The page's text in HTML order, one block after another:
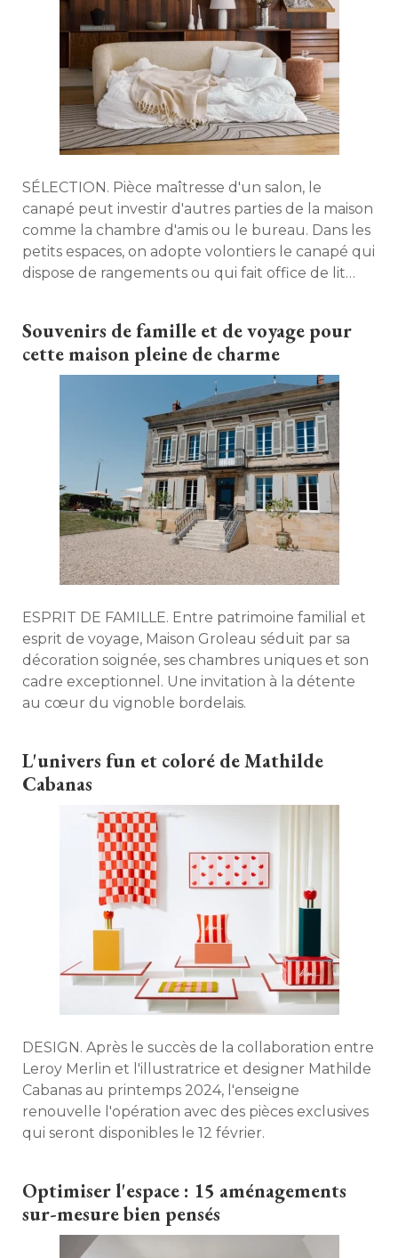
SÉLECTION. Pièce maîtresse d'un salon, le
canapé peut investir d'autres parties de la maison
comme la chambre d'amis ou le bureau. Dans les
petits espaces, on adopte volontiers le canapé qui
dispose de rangements ou qui fait office de lit
Souvenirs de famille et de voyage pour
cette maison pleine de charme
ESPRIT DE FAMILLE. Entre patrimoine familial et
esprit de voyage, Maison Groleau séduit par sa
décoration soignée, ses chambres uniques et son
cadre exceptionnel. Une invitation à la détente
au cœur du vignoble bordelais.
L'univers fun et coloré de Mathilde
Cabanas
DESIGN. Après le succès de la collaboration entre
Leroy Merlin et l'illustratrice et designer Mathilde
Cabanas au printemps 2024, l'enseigne
renouvelle l'opération avec des pièces exclusives
qui seront disponibles le 12 février.
Optimiser l'espace : 15 aménagements
sur-mesure bien pensés